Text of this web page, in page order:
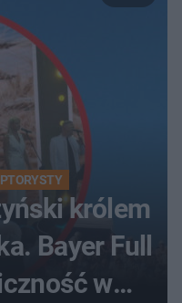
królem
Bayer Full
w